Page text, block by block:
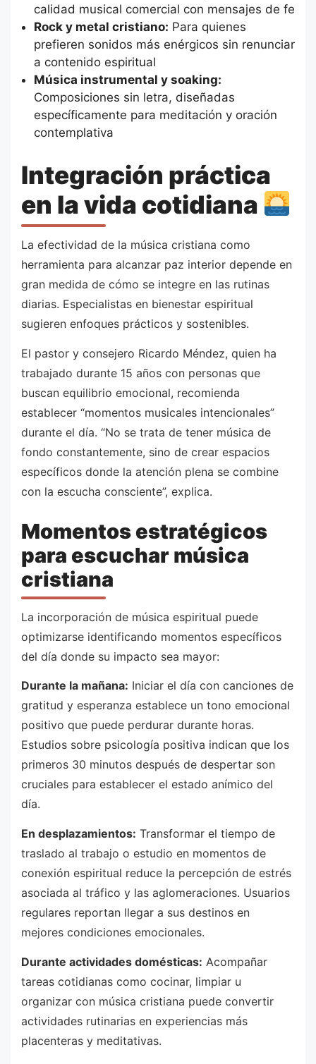
calidad musical comercial con mensajes de fe
Rock y metal cristiano: Para quienes
prefieren sonidos más enérgicos sin renunciar
a contenido espiritual
Música instrumental y soaking:
Composiciones sin letra, diseñadas
específicamente para meditación y oración
contemplativa
Integración práctica
en la vida cotidiana
La efectividad de la música cristiana como
herramienta para alcanzar paz interior depende en
gran medida de cómo se integre en las rutinas
diarias. Especialistas en bienestar espiritual
sugieren enfoques prácticos y sostenibles.
El pastor y consejero Ricardo Méndez, quien ha
trabajado durante 15 años con personas que
buscan equilibrio emocional, recomienda
establecer “momentos musicales intencionales”
durante el día. “No se trata de tener música de
fondo constantemente, sino de crear espacios
específicos donde la atención plena se combine
con la escucha consciente”, explica.
Momentos estratégicos
para escuchar música
cristiana
La incorporación de música espiritual puede
optimizarse identificando momentos específicos
del día donde su impacto sea mayor:
Durante la mañana: Iniciar el día con canciones de
gratitud y esperanza establece un tono emocional
positivo que puede perdurar durante horas.
Estudios sobre psicología positiva indican que los
primeros 30 minutos después de despertar son
cruciales para establecer el estado anímico del
día.
En desplazamientos: Transformar el tiempo de
traslado al trabajo o estudio en momentos de
conexión espiritual reduce la percepción de estrés
asociada al tráfico y las aglomeraciones. Usuarios
regulares reportan llegar a sus destinos en
mejores condiciones emocionales.
Durante actividades domésticas: Acompañar
tareas cotidianas como cocinar, limpiar u
organizar con música cristiana puede convertir
actividades rutinarias en experiencias más
placenteras y meditativas.